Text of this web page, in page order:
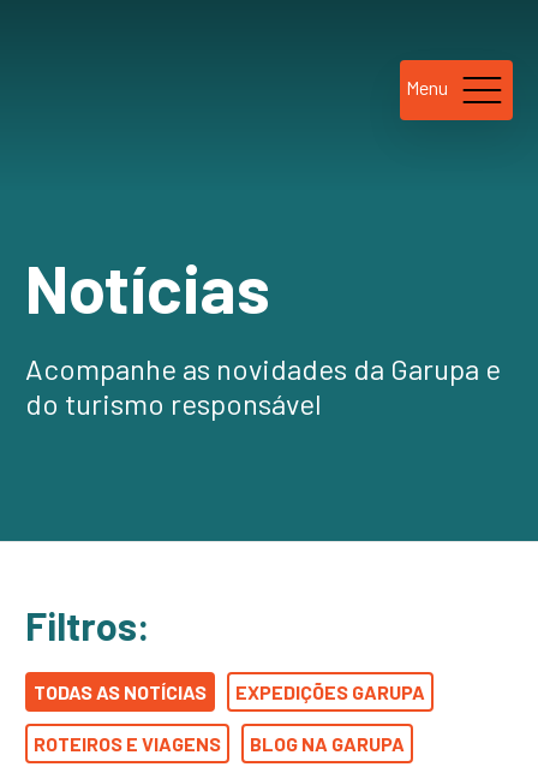
Menu
Notícias
Acompanhe as novidades da Garupa e
do turismo responsável
Filtros:
TODAS AS NOTÍCIAS EXPEDIÇÕES GARUPA
ROTEIROS E VIAGENS BLOG NA GARUPA